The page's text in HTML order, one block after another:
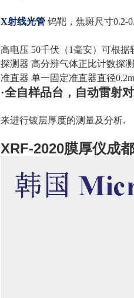
X射线光管 钨靶，焦斑尺寸0.2-
高电压 50千伏（1毫安）可根据
探测器 高分辨气体正比计数探
准直器 单一固定准直器直径
·全自样品台，自动雷射
来进行镀层厚度的测量及分析.
XRF-2020膜厚仪成